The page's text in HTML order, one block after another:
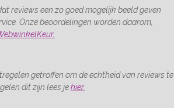
reviews een zo goed mogelijk beeld geven
Onze beoordelingen worden daarom,
getroffen om de echtheid van reviews te
dit zijn lees jehier.